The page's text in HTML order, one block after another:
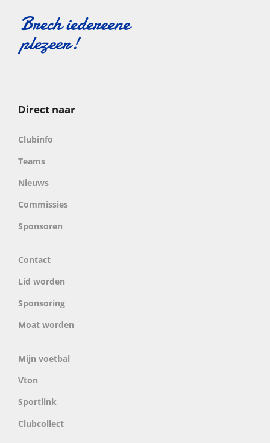
Direct naar
Clubinfo
Teams
Nieuws
Commissies
Sponsoren
Contact
Lid worden
Sponsoring
Moat worden
Mijn voetbal
Vton
Sportlink
Clubcollect